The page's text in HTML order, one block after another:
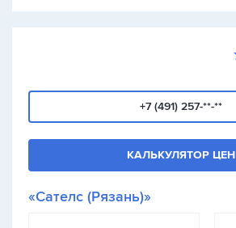
+7 (491) 257-**-**
КАЛЬКУЛЯТОР ЦЕН
«Сателс (Рязань)»